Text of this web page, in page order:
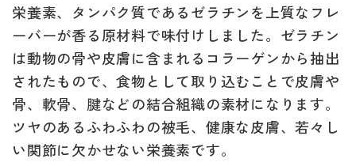
栄養素、タンパク質であるゼラチンを上質なフレ
ーバーが香る原材料で味付けしました。ゼラチン
は動物の骨や皮膚に含まれるコラーゲンから抽出
されたもので、食物として取り込むことで皮膚や
骨、軟骨、腱などの結合組織の素材になります。
ツヤのあるふわふわの被毛、健康な皮膚、若々し
い関節に欠かせない栄養素です。